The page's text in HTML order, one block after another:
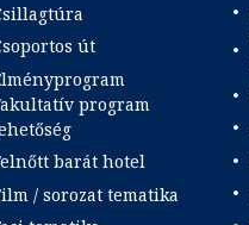
út
program
barát hotel
/ sorozat tematika